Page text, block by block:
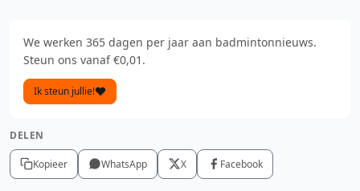
We werken 365 dagen per jaar aan badmintonnieuws.
Steun ons vanaf €0,01.
Ik steun jullie!
DELEN
Kopieer WhatsApp X Facebook